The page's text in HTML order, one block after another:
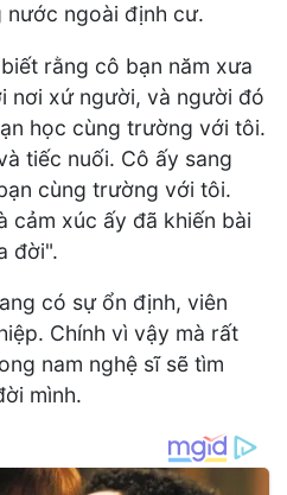
nước ngoài định cư.
rằng cô bạn năm xưa
nơi xứ người, và người đó
học cùng trường với tôi.
tiếc nuối. Cô ấy sang
cùng trường với tôi.
cảm xúc ấy đã khiến bài
đời".
có sự ổn định, viên
Chính vì vậy mà rất
nam nghệ sĩ sẽ tìm
mình.